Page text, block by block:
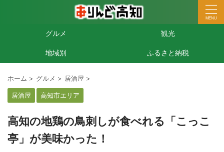
グルメ 観光
地域別 ふるさと納税
ホーム > グルメ > 居酒屋 >
居酒屋 高知市エリア
高知の地鶏の鳥刺しが食べれる「こっこ
亭」が美味かった！